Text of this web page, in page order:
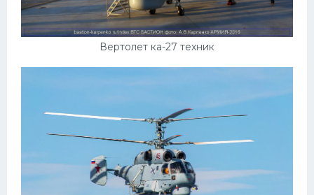
Вертолет ка-27 техник